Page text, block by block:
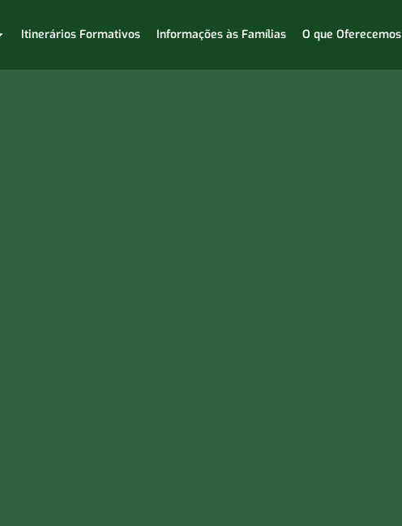
Itinerários Formativos Informações às Famílias O que Oferecemos